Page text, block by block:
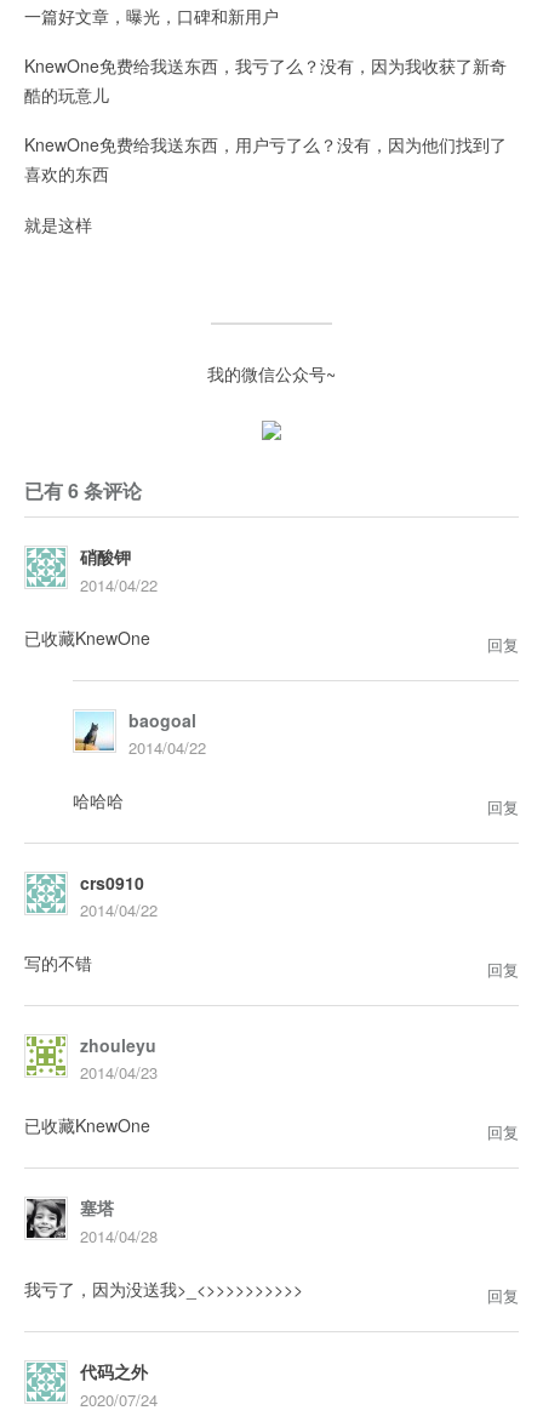
一篇好文章，曝光，口碑和新用户
KnewOne免费给我送东西，我亏了么？没有，因为我收获了新奇
酷的玩意儿
KnewOne免费给我送东西，用户亏了么？没有，因为他们找到了
喜欢的东西
就是这样
我的微信公众号~
已有 6 条评论
硝酸钾
2014/04/22
已收藏KnewOne 回复
baogoal
2014/04/22
哈哈哈 回复
crs0910
2014/04/22
写的不错 回复
zhouleyu
2014/04/23
已收藏KnewOne 回复
塞塔
2014/04/28
我亏了，因为没送我>_<>>>>>>>>>> 回复
代码之外
2020/07/24